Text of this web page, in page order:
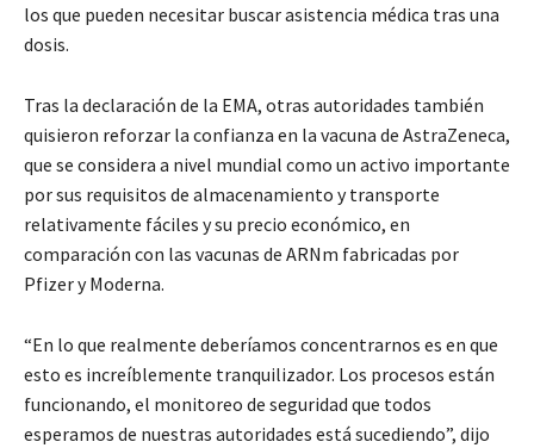
los que pueden necesitar buscar asistencia médica tras una
dosis.
Tras la declaración de la EMA, otras autoridades también
quisieron reforzar la confianza en la vacuna de AstraZeneca,
que se considera a nivel mundial como un activo importante
por sus requisitos de almacenamiento y transporte
relativamente fáciles y su precio económico, en
comparación con las vacunas de ARNm fabricadas por
Pfizer y Moderna.
“En lo que realmente deberíamos concentrarnos es en que
esto es increíblemente tranquilizador. Los procesos están
funcionando, el monitoreo de seguridad que todos
esperamos de nuestras autoridades está sucediendo”, dijo